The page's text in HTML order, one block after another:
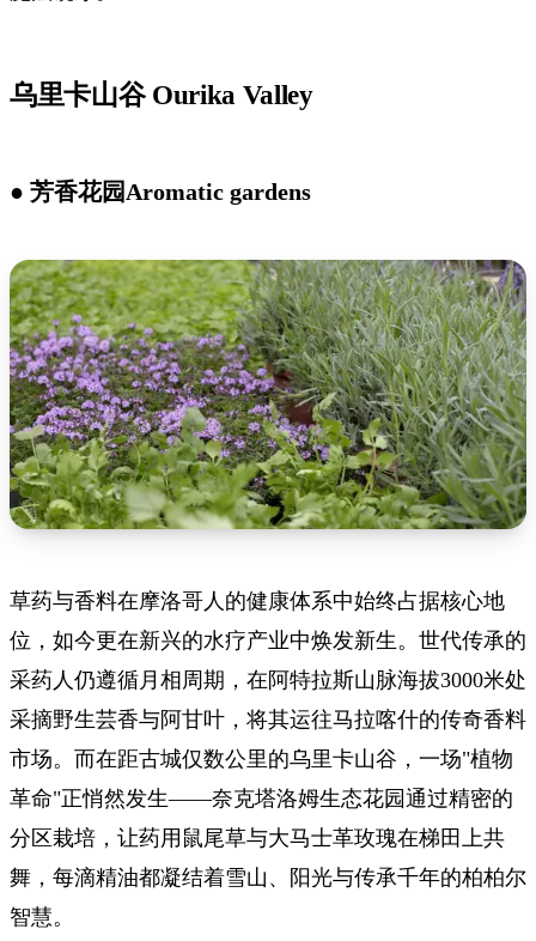
乌里卡山谷 Ourika Valley
● 芳香花园Aromatic gardens
草药与香料在摩洛哥人的健康体系中始终占据核心地
位，如今更在新兴的水疗产业中焕发新生。世代传承的
采药人仍遵循月相周期，在阿特拉斯山脉海拔3000米处
采摘野生芸香与阿甘叶，将其运往马拉喀什的传奇香料
市场。而在距古城仅数公里的乌里卡山谷，一场"植物
革命"正悄然发生——奈克塔洛姆生态花园通过精密的
分区栽培，让药用鼠尾草与大马士革玫瑰在梯田上共
舞，每滴精油都凝结着雪山、阳光与传承千年的柏柏尔
智慧。